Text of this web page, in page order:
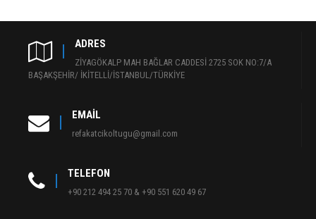
ADRES
ZİYAGÖKALP MAH BAĞLAR CADDESİ 2725 SOK NO:7/A
BAŞAKŞEHİR/ İKİTELLİ/İSTANBUL/TÜRKİYE
EMAIL
refakatcikoltugu@gmail.com
TELEFON
+90 212 494 25 70 & +90 551 620 49 67